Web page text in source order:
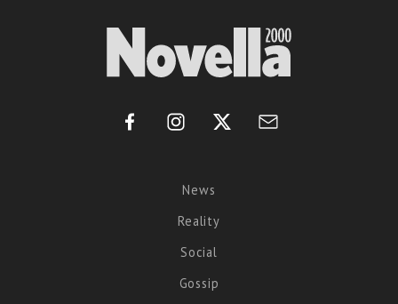
News
Reality
Social
Gossip